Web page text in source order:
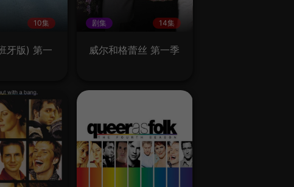
10集
牙版) 第一
剧集 14集
威尔和格蕾丝 第一季